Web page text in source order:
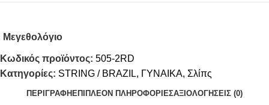
Μεγεθολόγιο
Κωδικός προϊόντος: 505-2RD
Κατηγορίες: STRING / BRAZIL, ΓΥΝΑΙΚΑ, Σλίπς
ΠΕΡΙΓΡΑΦΉ ΕΠΙΠΛΈΟΝ ΠΛΗΡΟΦΟΡΊΕΣΑΞΙΟΛΟΓΉΣΕΙΣ (0)